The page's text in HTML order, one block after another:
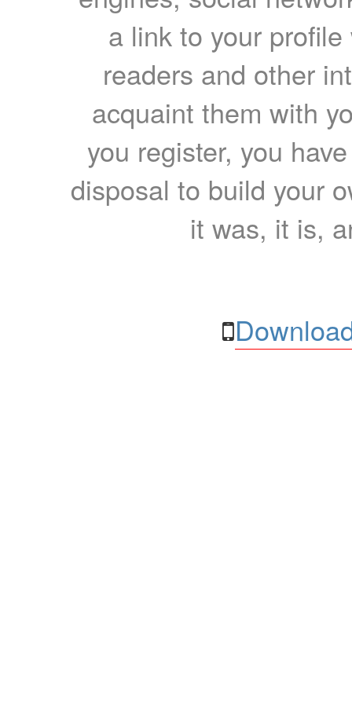
a link to your
readers and other
acquaint them with
you register, you
disposal to build your
it was, it is,